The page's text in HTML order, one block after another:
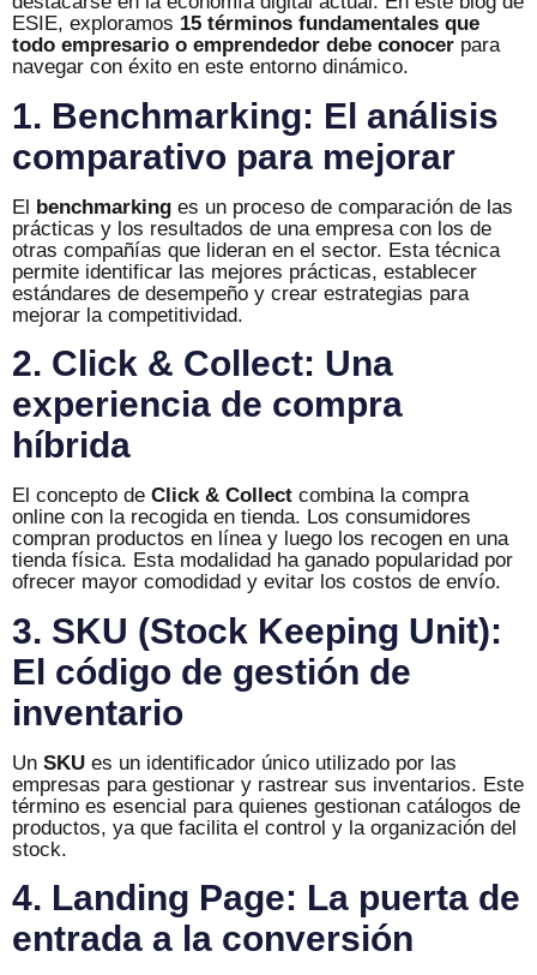
ESIE, exploramos 15 términos fundamentales que
todo empresario o emprendedor debe conocer para
navegar con éxito en este entorno dinámico.
1. Benchmarking: El análisis
comparativo para mejorar
El benchmarking es un proceso de comparación de las
prácticas y los resultados de una empresa con los de
otras compañías que lideran en el sector. Esta técnica
permite identificar las mejores prácticas, establecer
estándares de desempeño y crear estrategias para
mejorar la competitividad.
2. Click & Collect: Una
experiencia de compra
híbrida
El concepto de Click & Collect combina la compra
online con la recogida en tienda. Los consumidores
compran productos en línea y luego los recogen en una
tienda física. Esta modalidad ha ganado popularidad por
ofrecer mayor comodidad y evitar los costos de envío.
3. SKU (Stock Keeping Unit):
El código de gestión de
inventario
Un SKU es un identificador único utilizado por las
empresas para gestionar y rastrear sus inventarios. Este
término es esencial para quienes gestionan catálogos de
productos, ya que facilita el control y la organización del
stock.
4. Landing Page: La puerta de
entrada a la conversión